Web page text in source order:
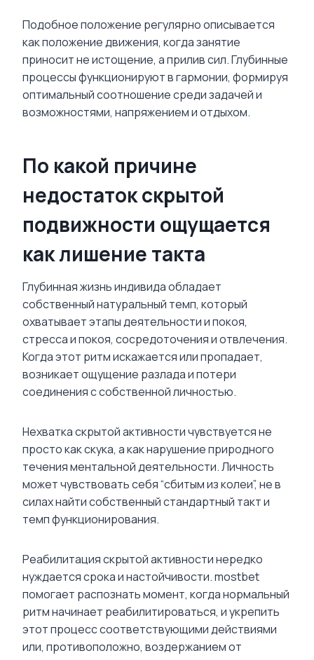
Подобное положение регулярно описывается
как положение движения, когда занятие
приносит не истощение, а прилив сил. Глубинные
процессы функционируют в гармонии, формируя
оптимальный соотношение среди задачей и
возможностями, напряжением и отдыхом.
По какой причине
недостаток скрытой
подвижности ощущается
как лишение такта
Глубинная жизнь индивида обладает
собственный натуральный темп, который
охватывает этапы деятельности и покоя,
стресса и покоя, сосредоточения и отвлечения.
Когда этот ритм искажается или пропадает,
возникает ощущение разлада и потери
соединения с собственной личностью.
Нехватка скрытой активности чувствуется не
просто как скука, а как нарушение природного
течения ментальной деятельности. Личность
может чувствовать себя “сбитым из колеи”, не в
силах найти собственный стандартный такт и
темп функционирования.
Реабилитация скрытой активности нередко
нуждается срока и настойчивости. mostbet
помогает распознать момент, когда нормальный
ритм начинает реабилитироваться, и укрепить
этот процесс соответствующими действиями
или, противоположно, воздержанием от